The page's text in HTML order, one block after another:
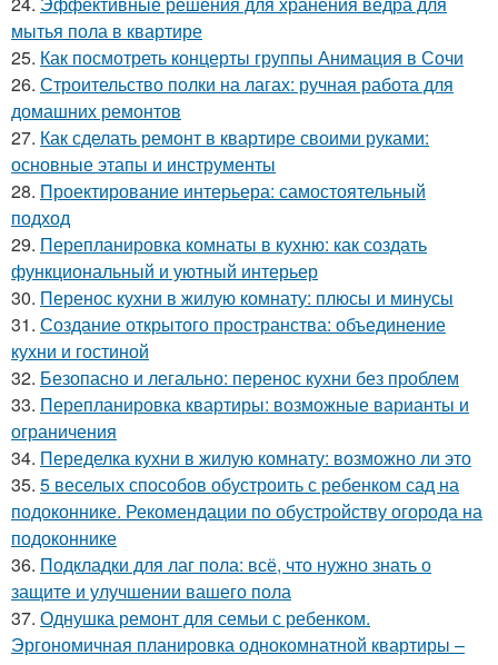
мытья пола в квартире
25. Как посмотреть концерты группы Анимация в Сочи
26. Строительство полки на лагах: ручная работа для
домашних ремонтов
27. Как сделать ремонт в квартире своими руками:
основные этапы и инструменты
28. Проектирование интерьера: самостоятельный
подход
29. Перепланировка комнаты в кухню: как создать
функциональный и уютный интерьер
30. Перенос кухни в жилую комнату: плюсы и минусы
31. Создание открытого пространства: объединение
кухни и гостиной
32. Безопасно и легально: перенос кухни без проблем
33. Перепланировка квартиры: возможные варианты и
ограничения
34. Переделка кухни в жилую комнату: возможно ли это
35. 5 веселых способов обустроить с ребенком сад на
подоконнике. Рекомендации по обустройству огорода на
подоконнике
36. Подкладки для лаг пола: всё, что нужно знать о
защите и улучшении вашего пола
37. Однушка ремонт для семьи с ребенком.
Эргономичная планировка однокомнатной квартиры –